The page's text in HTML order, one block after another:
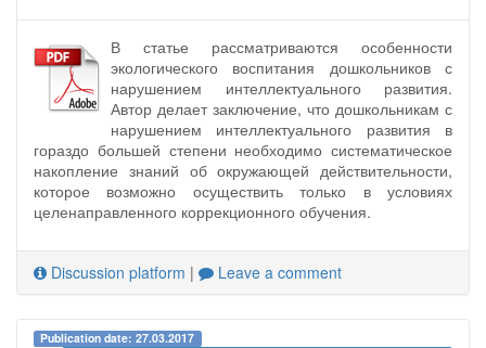
В статье рассматриваются особенности
экологического воспитания дошкольников с
нарушением интеллектуального развития.
Автор делает заключение, что дошкольникам с
нарушением интеллектуального развития в
гораздо большей степени необходимо систематическое
накопление знаний об окружающей действительности,
которое возможно осуществить только в условиях
целенаправленного коррекционного обучения.
Discussion platform | Leave a comment
Publication date: 27.03.2017